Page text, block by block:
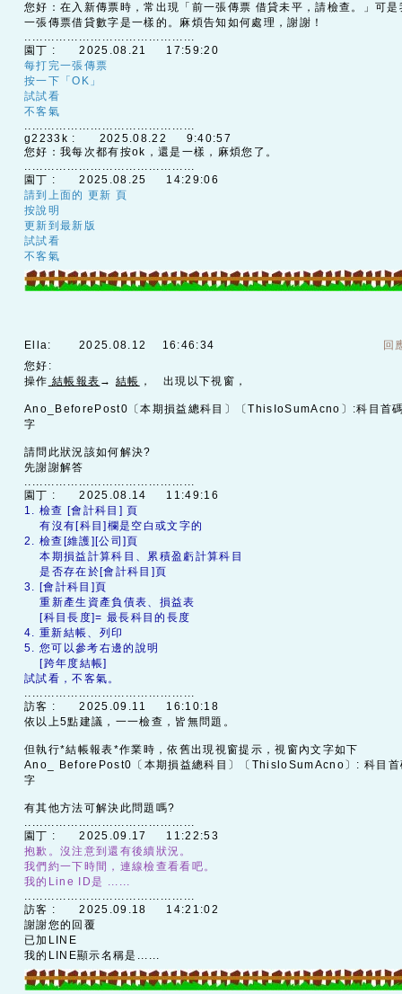
您好：在入新傳票時，常出現「前一張傳票 借貸未平，請檢查。」可
一張傳票借貸數字是一樣的。麻煩告知如何處理，謝謝！
............................................
園丁 :2025.08.21 17:59:20
每打完一張傳票
按一下「OK」
試試看
不客氣
............................................
g2233k : 2025.08.22 9:40:57
您好：我每次都有按ok，還是一樣，麻煩您了。
............................................
園丁 :2025.08.25 14:29:06
請到上面的 更新 頁
按說明
更新到最新版
試試看
不客氣
Ella: 2025.08.12 16:46:34
回
您好:
操作 結帳報表 →結帳 ， 出現以下視窗，
Ano_BeforePost0〔本期損益總科目〕〔ThisIoSumAcno〕:科目首
字
請問此狀況該如何解決?
先謝謝解答
............................................
園丁 :2025.08.14 11:49:16
1. 檢查 [會計科目] 頁
有沒有[科目]欄是空白或文字的
2. 檢查[維護][公司]頁
本期損益計算科目、累積盈虧計算科目
是否存在於[會計科目]頁
3. [會計科目]頁
重新產生資產負債表、損益表
[科目長度]= 最長科目的長度
4. 重新結帳、列印
5. 您可以參考右邊的說明
[跨年度結帳]
試試看，不客氣。
............................................
訪客 :2025.09.11 16:10:18
依以上5點建議，一一檢查，皆無問題。
但執行*結帳報表*作業時，依舊出現視窗提示，視窗內文字如下
Ano_ BeforePost0〔本期損益總科目〕〔ThisloSumAcno〕: 科目首
字
有其他方法可解決此問題嗎?
............................................
園丁 :2025.09.17 11:22:53
抱歉。沒注意到還有後續狀況。
我們約一下時間，連線檢查看看吧。
我的Line ID是 ......
............................................
訪客 :2025.09.18 14:21:02
謝謝您的回覆
已加LINE
我的LINE顯示名稱是......